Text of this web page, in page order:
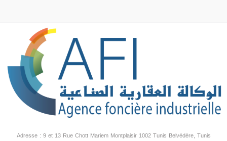
Adresse : 9 et 13 Rue Chott Mariem Montplaisir 1002 Tunis Belvédère, Tunis